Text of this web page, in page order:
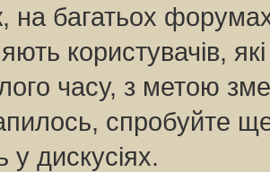
на багатьох
користувачів,
часу, з метою
спробуйте
у дискусіях.